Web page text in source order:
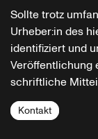
Sollte trotz
Urheber:in des
identifiziert und
Veröffentlichung
schriftliche
Kontakt